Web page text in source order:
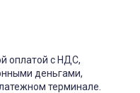
оплатой с НДС,
деньгами,
терминале.